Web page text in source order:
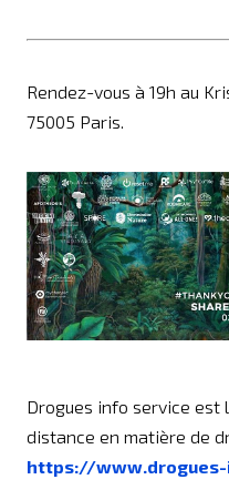
Rendez-vous à 19h au
75005 Paris.
Drogues info service est
distance en matière de
https://